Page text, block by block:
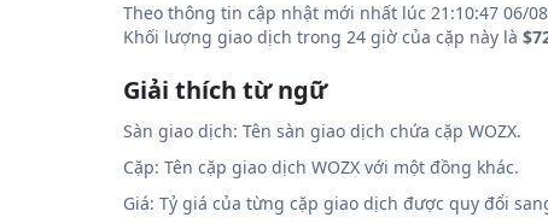
Theo thông tin cập nhật mới nhất lúc 21:10:47 06/
Khối lượng giao dịch trong 24 giờ của cặp này là
Giải thích từ ngữ
Sàn giao dịch: Tên sàn giao dịch chứa cặp WOZX.
Cặp: Tên cặp giao dịch WOZX với một đồng khác.
Giá: Tỷ giá của từng cặp giao dịch được quy đổi